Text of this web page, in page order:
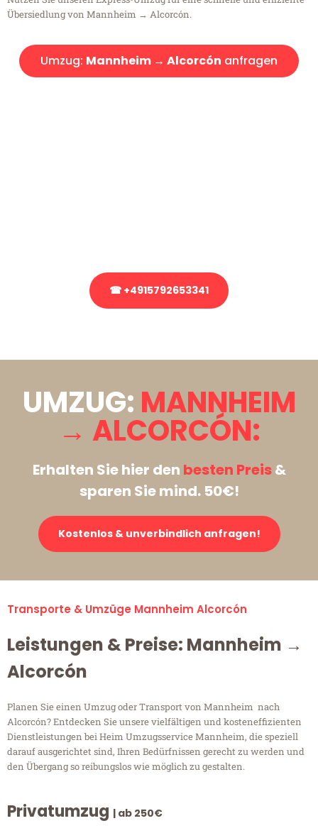
Übersiedlung von Mannheim → Alcorcón.
Umzug: Mannheim → Alcorcón anfragen
☎ +4915792653341
UMZUG: MANNHEIM
→ ALCORCÓN:
Erhalten Sie hier den besten Preis&
sparen Sie mind. 50€!
Kostenlos & unverbindlich anfragen!
Transporte & Umzüge Mannheim Alcorcón
Leistungen & Preise: Mannheim →
Alcorcón
Planen Sie einen Umzug oder Transport von Mannheim nach
Alcorcón? Entdecken Sie unsere vielfältigen und kosteneffizienten
Dienstleistungen bei Heim Umzugsservice Mannheim, die speziell
darauf ausgerichtet sind, Ihren Bedürfnissen gerecht zu werden und
den Übergang so reibungslos wie möglich zu gestalten.
Privatumzug | ab 250€